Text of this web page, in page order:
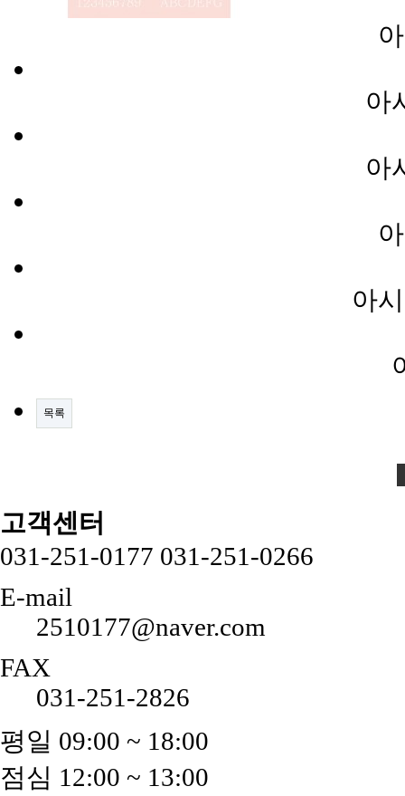
아
아
아
목록
고객센터
031-251-0177 031-251-0266
E-mail
2510177@naver.com
FAX
031-251-2826
평일 09:00 ~ 18:00
점심 12:00 ~ 13:00